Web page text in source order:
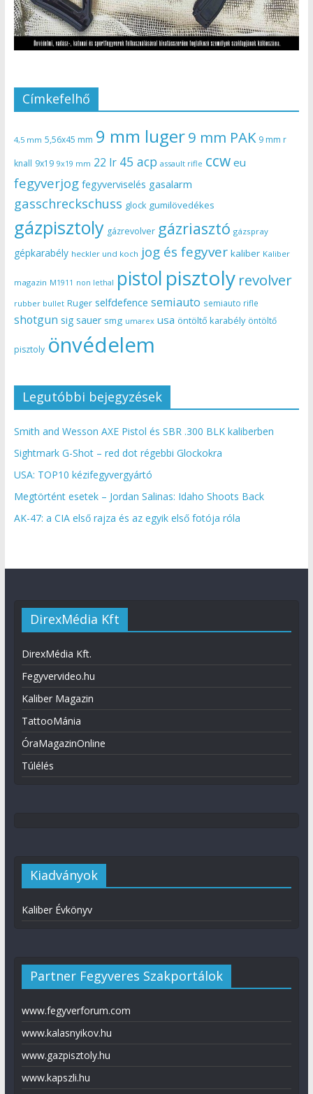
Címkefelhő
4,5 mm 5,56x45 mm 9 mm luger9 mm PAK 9 mm r
knall 9x19 9x19 mm 22 lr 45 acp assault rifle ccw eu
fegyverjog fegyverviselés gasalarm
gasschreckschuss glock gumilövedékes
gázpisztoly gázrevolver gázriasztó gázspray
gépkarabély heckler und koch jog és fegyver kaliber Kaliber
magazin M1911 non lethal pistol pisztoly revolver
rubber bullet Ruger selfdefence semiauto semiauto rifle
shotgun sig sauer smg umarex usa öntöltő karabély öntöltő
pisztoly önvédelem
Legutóbbi bejegyzések
Smith and Wesson AXE Pistol és SBR .300 BLK kaliberben
Sightmark G-Shot – red dot régebbi Glockokra
USA: TOP10 kézifegyvergyártó
Megtörtént esetek – Jordan Salinas: Idaho Shoots Back
AK-47: a CIA első rajza és az egyik első fotója róla
DirexMédia Kft
DirexMédia Kft.
Fegyvervideo.hu
Kaliber Magazin
TattooMánia
ÓraMagazinOnline
Túlélés
Kiadványok
Kaliber Évkönyv
Partner Fegyveres Szakportálok
www.fegyverforum.com
www.kalasnyikov.hu
www.gazpisztoly.hu
www.kapszli.hu